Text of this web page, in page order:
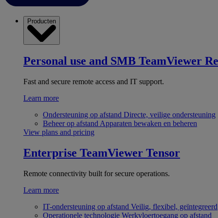
Producten
Personal use and SMB TeamViewer
Fast and secure remote access and IT support.
Learn more
Ondersteuning op afstand Directe, veilige ondersteuning
Beheer op afstand Apparaten bewaken en beheren
View plans and pricing
Enterprise TeamViewer Tensor
Remote connectivity built for secure operations.
Learn more
IT-ondersteuning op afstand Veilig, flexibel, geïntegreerd
Operationele technologie Werkvloertoegang op afstand